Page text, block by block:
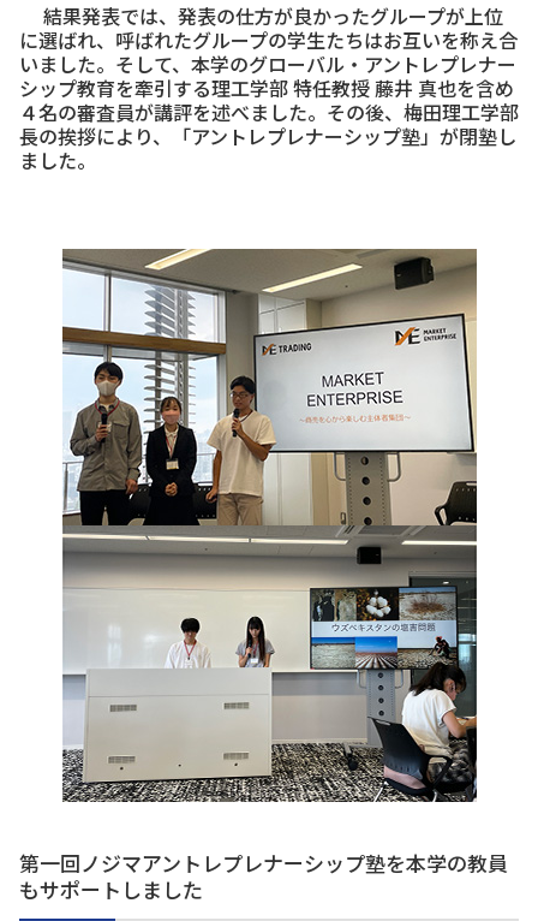
結果発表では、発表の仕方が良かったグループが上位
に選ばれ、呼ばれたグループの学生たちはお互いを称え合
いました。そして、本学のグローバル・アントレプレナー
シップ教育を牽引する理工学部 特任教授 藤井 真也を含め
４名の審査員が講評を述べました。その後、梅田理工学部
長の挨拶により、「アントレプレナーシップ塾」が閉塾し
ました。
第一回ノジマアントレプレナーシップ塾を本学の教員
もサポートしました